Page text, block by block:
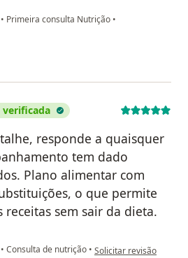
• Primeira consulta Nutrição •
Carvalho
verificada
responde a quaisquer
tem dado
Plano alimentar com
o que permite
receitas sem sair da dieta.
• Consulta de nutrição • na opinião do utilizador
Solicitar revisão